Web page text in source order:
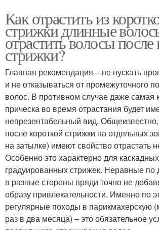
отращивании
Стрижки для блондинок
Стрижка для блондинок
Стрижка в духе
Стрижка
Как отрастить из
стрижки длинные
отрастить волосы после
стрижки?
Главная рекомендация – не пускать
и не отказываться от промежуточного
волос. В противном случае даже самая
прическа во время отрастания будет
непрезентабельный вид.
после короткой стрижки на отдельных
на затылке) имеют свойство отрастать
Особенно это характерно для
градуированных стрижек. Неравные по
в разные стороны пряди точно не
образу привлекательности. Именно по
регулярные походы в парикмахерскую
раз в два месяца) – это обязательное